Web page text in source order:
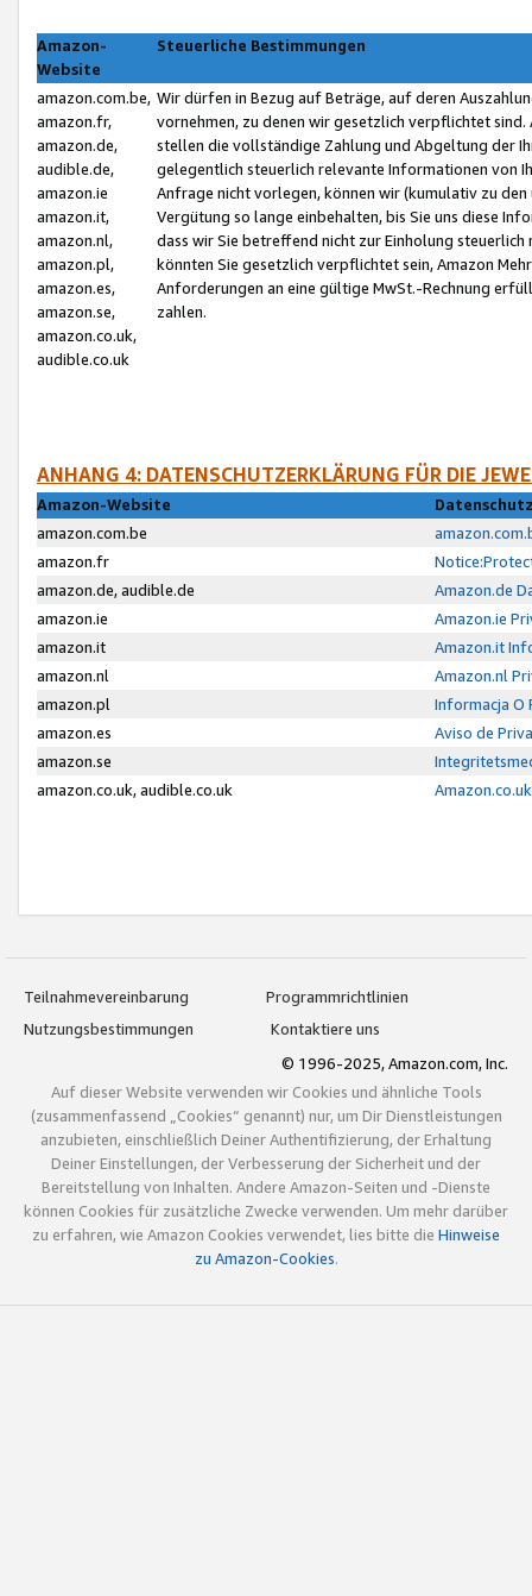
Amazon-
Website
Steuerliche Bestimmungen
amazon.com.be,
amazon.fr,
amazon.de,
audible.de,
amazon.ie
amazon.it,
amazon.nl,
amazon.pl,
amazon.es,
amazon.se,
amazon.co.uk,
audible.co.uk
Wir dürfen in Bezug auf Beträge, auf deren
vornehmen, zu denen wir gesetzlich verpflichtet
stellen die vollständige Zahlung und Abgeltung der
gelegentlich steuerlich relevante Informationen von
Anfrage nicht vorlegen, können wir (kumulativ zu
Vergütung so lange einbehalten, bis Sie uns diese
dass wir Sie betreffend nicht zur Einholung
könnten Sie gesetzlich verpflichtet sein, Amazon
Anforderungen an eine gültige MwSt.-Rechnung
zahlen.
ANHANG 4: DATENSCHUTZERKLÄRUNG FÜR DIE
Amazon-Website
amazon.com.be
amazon.fr
amazon.de, audible.de
Amazon.de
amazon.ie
Amazon.ie
amazon.it
Amazon.it
amazon.nl
Amazon.nl
amazon.pl
Informacja O
amazon.es
Aviso de
amazon.se
amazon.co.uk, audible.co.uk
Teilnahmevereinbarung
Programmrichtlinien
Nutzungsbestimmungen
Kontaktiere uns
© 1996-2025, Amazon.com, Inc.
Auf dieser Website verwenden wir Cookies und ähnliche Tools
(zusammenfassend „Cookies“ genannt) nur, um Dir Dienstleistungen
anzubieten, einschließlich Deiner Authentifizierung, der Erhaltung
Deiner Einstellungen, der Verbesserung der Sicherheit und der
Bereitstellung von Inhalten. Andere Amazon-Seiten und -Dienste
können Cookies für zusätzliche Zwecke verwenden. Um mehr darüber
zu erfahren, wie Amazon Cookies verwendet, lies bitte die Hinweise
zu Amazon-Cookies.